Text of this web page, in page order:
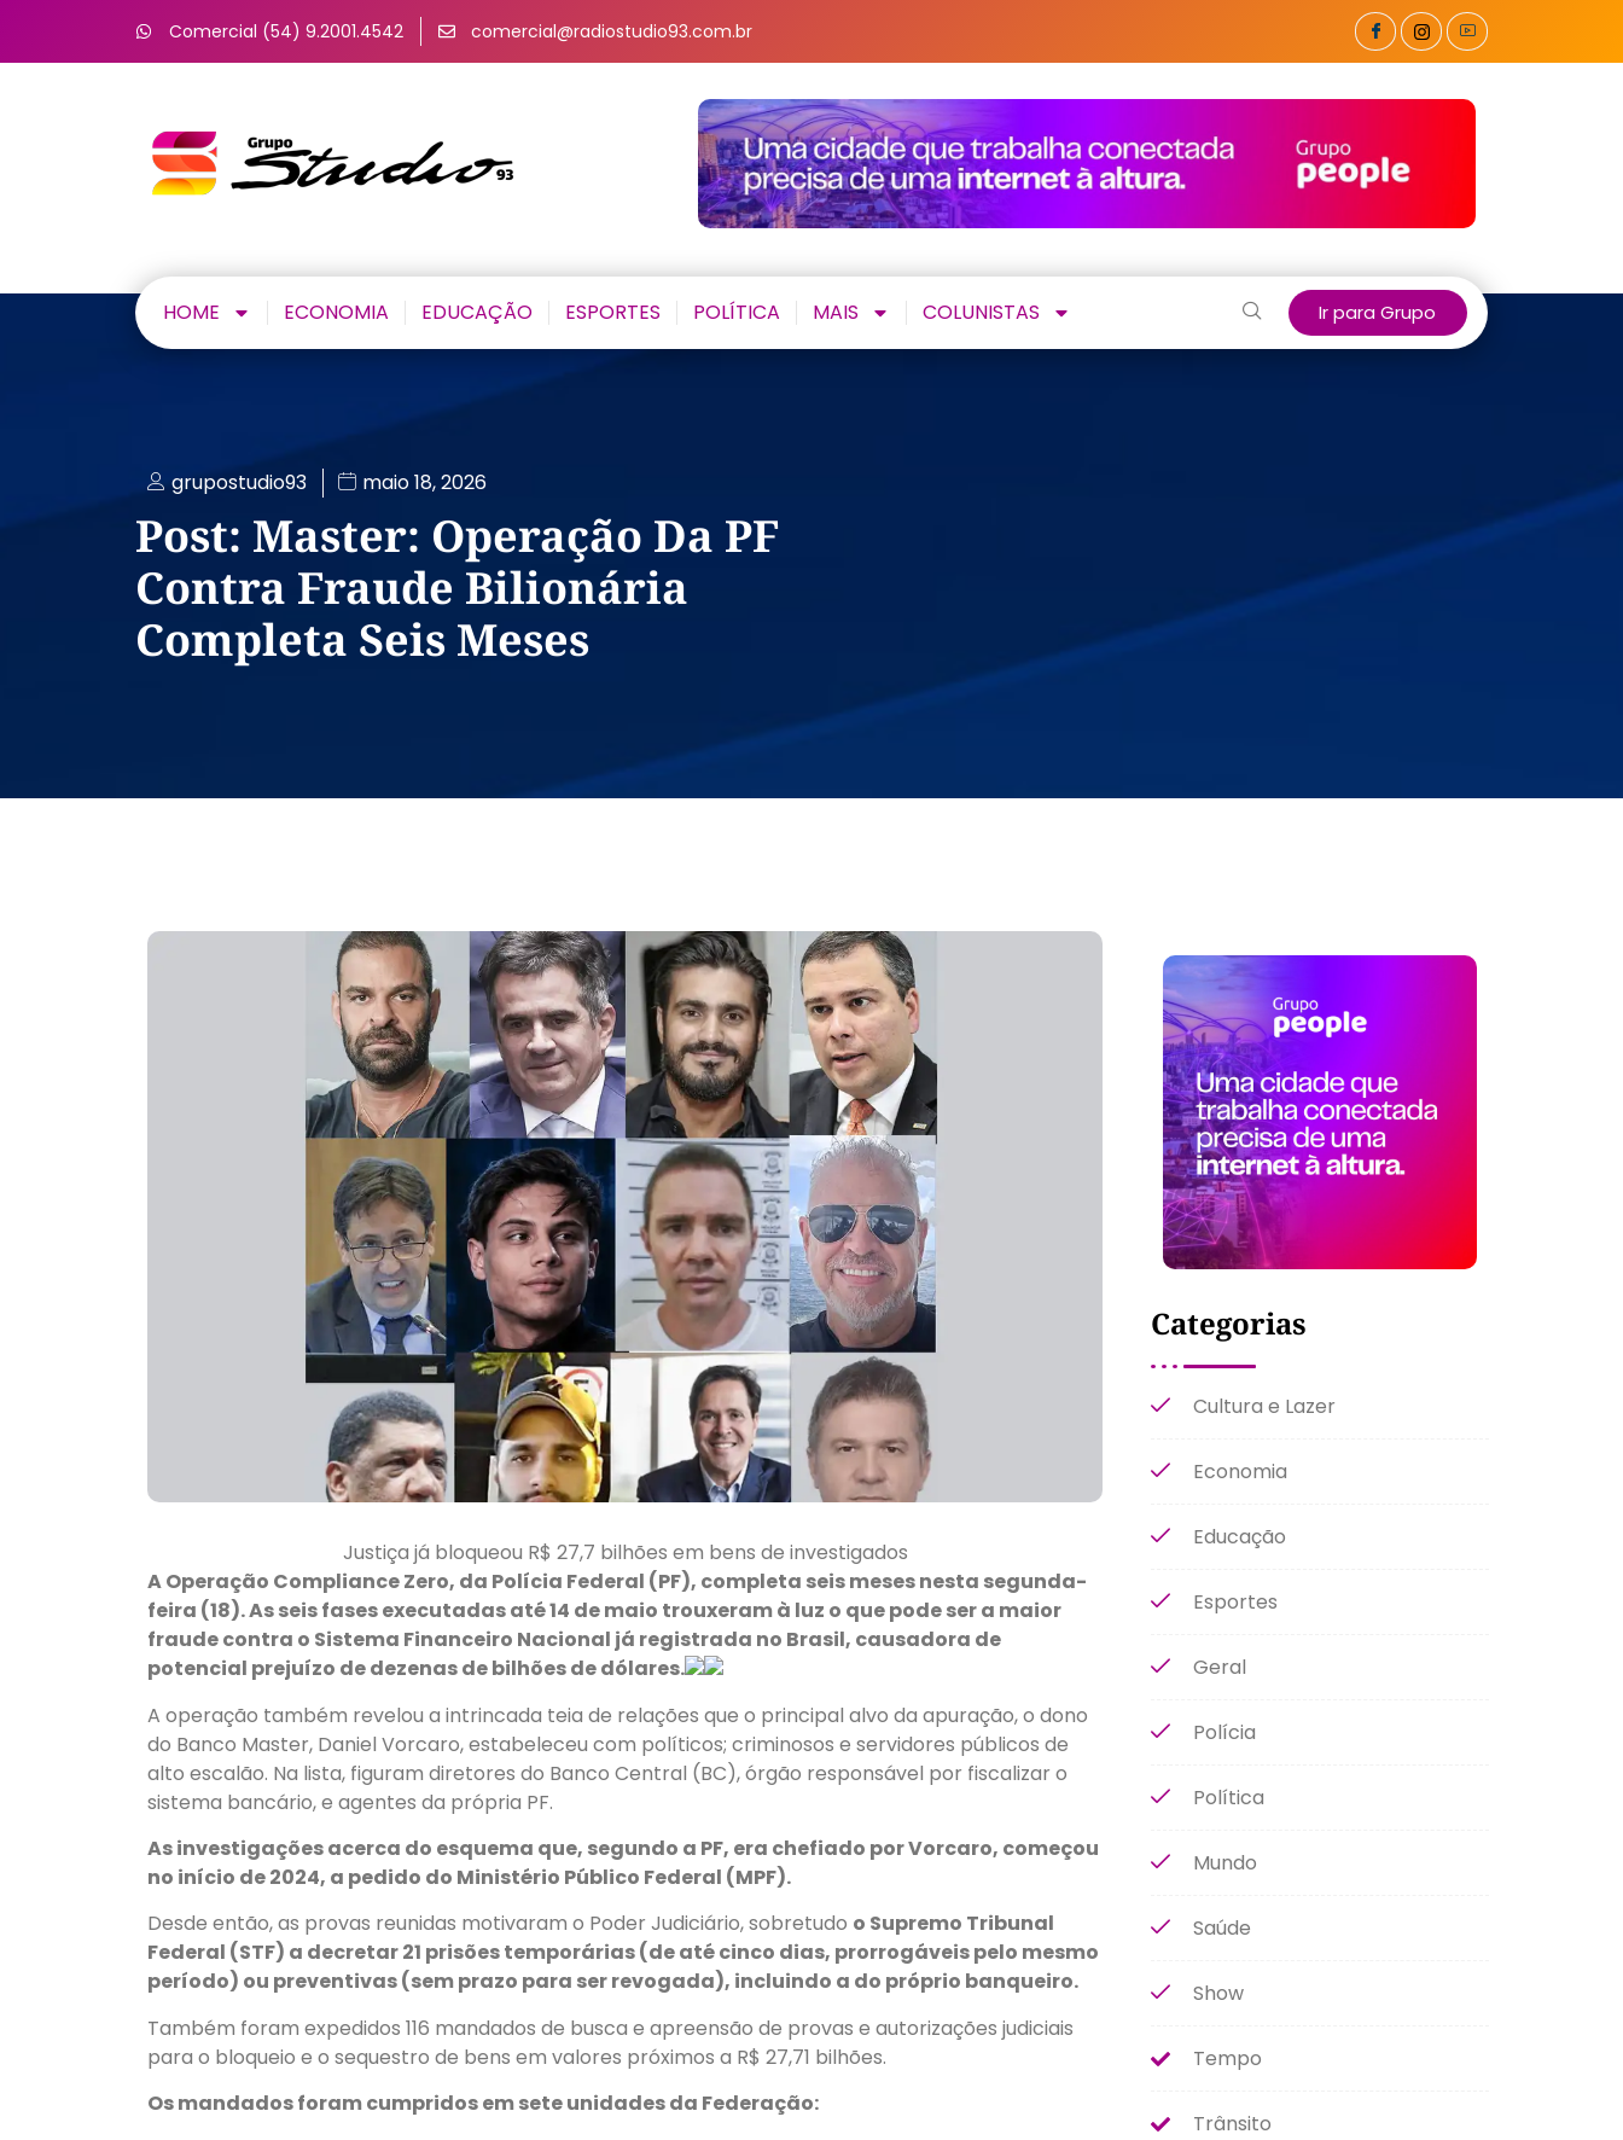
Comercial (54) 9.2001.4542 comercial@radiostudio93.com.br
HOME ECONOMIA EDUCAÇÃO ESPORTES POLÍTICA MAIS COLUNISTAS Ir para Grupo
grupostudio93 maio 18, 2026
Post: Master: Operação Da PF
Contra Fraude Bilionária
Completa Seis Meses
Justiça já bloqueou R$ 27,7 bilhões em bens de investigados
A Operação Compliance Zero, da Polícia Federal (PF), completa seis meses nesta segunda-
feira (18). As seis fases executadas até 14 de maio trouxeram à luz o que pode ser a maior
fraude contra o Sistema Financeiro Nacional já registrada no Brasil, causadora de
potencial prejuízo de dezenas de bilhões de dólares.
A operação também revelou a intrincada teia de relações que o principal alvo da apuração, o dono
do Banco Master, Daniel Vorcaro, estabeleceu com políticos; criminosos e servidores públicos de
alto escalão. Na lista, figuram diretores do Banco Central (BC), órgão responsável por fiscalizar o
sistema bancário, e agentes da própria PF.
As investigações acerca do esquema que, segundo a PF, era chefiado por Vorcaro, começou
no início de 2024, a pedido do Ministério Público Federal (MPF).
Desde então, as provas reunidas motivaram o Poder Judiciário, sobretudo o Supremo Tribunal
Federal (STF) a decretar 21 prisões temporárias (de até cinco dias, prorrogáveis pelo mesmo
período) ou preventivas (sem prazo para ser revogada), incluindo a do próprio banqueiro.
Também foram expedidos 116 mandados de busca e apreensão de provas e autorizações judiciais
para o bloqueio e o sequestro de bens em valores próximos a R$ 27,71 bilhões.
Os mandados foram cumpridos em sete unidades da Federação:
Categorias
Cultura e Lazer
Economia
Educação
Esportes
Geral
Polícia
Política
Mundo
Saúde
Show
Tempo
Trânsito